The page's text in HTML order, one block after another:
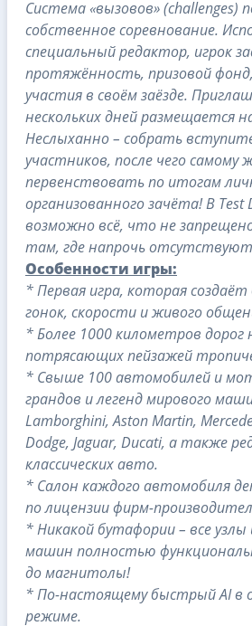
Система «вызовов» (challenges)
собственное соревнование.
специальный редактор, игрок
протяжённость, призовой
участия в своём заёзде.
нескольких дней размещается
Неслыханно – собрать
участников, после чего самому
первенствовать по итогам
организованного зачёта! В Test
возможно всё, что не
там, где напрочь
Особенности игры:
* Первая игра, которая
гонок, скорости и живого
* Более 1000 километров дорог
потрясающих пейзажей
* Свыше 100 автомобилей и
грандов и легенд мирового
Lamborghini, Aston Martin,
Dodge, Jaguar, Ducati, а также
классических авто.
* Салон каждого автомобиля
по лицензии фирм-
* Никакой бутафории – все
машин полностью
до магнитолы!
* По-настоящему быстрый AI в
режиме.